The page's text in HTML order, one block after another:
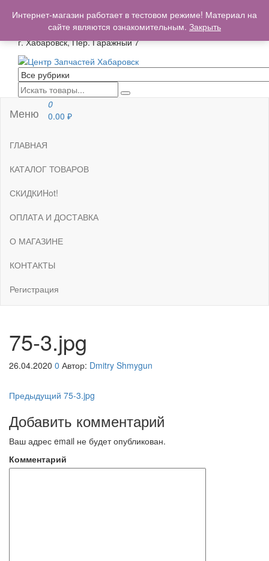
centrzapchastey.ru@mail.ru
г. Хабаровск, Пер. Гаражный 7
Центр Запчастей Хабаровск
Запчасти для авто,
мото,бензопил,велосипедов,снегоходов,бензопил и т.д.
Хабаровск
Меню
0
0.00 ₽
ГЛАВНАЯ
КАТАЛОГ ТОВАРОВ
СКИДКИHot!
ОПЛАТА И ДОСТАВКА
О МАГАЗИНЕ
КОНТАКТЫ
Регистрация
75-3.jpg
26.04.2020 0 Автор: Dmitry Shmygun
Навигация
по
записям
Предыдущая
Предыдущий 75-3.jpg
Добавить комментарий
Ваш адрес email не будет опубликован.
Комментарий
Интернет-магазин работает в тестовом режиме! Материал на
сайте являются ознакомительным. Закрыть